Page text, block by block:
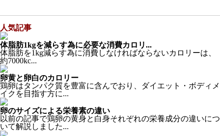
人気記事
体脂肪1kgを減らす為に必要な消費カロリ...
体脂肪を1kg減らす為に消費しなければならないカロリーは、
約7000kc...
卵黄と卵白のカロリー
鶏卵はタンパク質を豊富に含んでおり、ダイエット・ボディメ
イクを目指す方に...
卵のサイズによる栄養素の違い
以前の記事で鶏卵の黄身と白身それぞれの栄養成分の違いにつ
いて解説しました...